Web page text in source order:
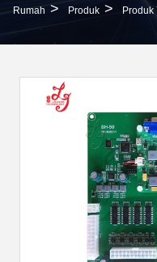
Rumah > Produk > Produk